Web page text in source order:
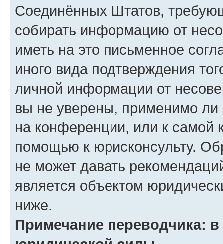
Соединённых Штатов,
собирать информацию от
иметь на это письменное
иного вида подтверждения
личной информации от
вы не уверены, применимо ли
на конференции, или к самой
помощью к юрисконсульту.
не может давать
является объектом
ниже.
Примечание переводчика: